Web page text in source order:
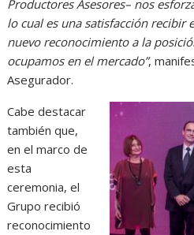
Productores Asesores– nos
lo cual es una satisfacción recibir
nuevo reconocimiento a la
ocupamos en el mercado”,
Asegurador.
Cabe destacar
también que,
en el marco de
esta
ceremonia, el
Grupo recibió
reconocimiento